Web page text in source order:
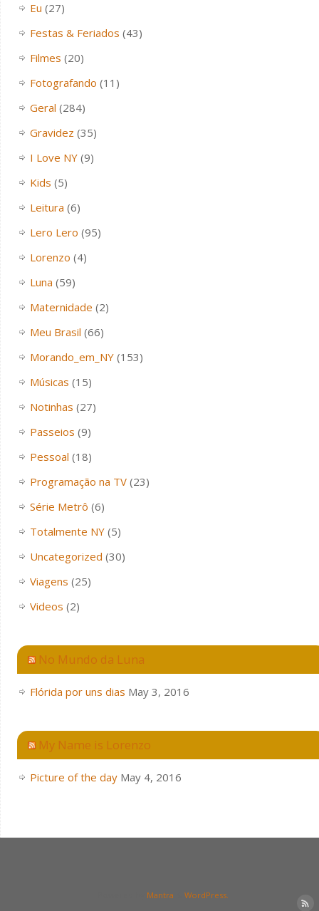
Eu (27)
Festas & Feriados (43)
Filmes (20)
Fotografando (11)
Geral (284)
Gravidez (35)
I Love NY(9)
Kids (5)
Leitura (6)
Lero Lero (95)
Lorenzo (4)
Luna (59)
Maternidade (2)
Meu Brasil (66)
Morando_em_NY(153)
Músicas (15)
Notinhas (27)
Passeios (9)
Pessoal (18)
Programação na TV(23)
Série Metrô (6)
Totalmente NY(5)
Uncategorized (30)
Viagens (25)
Videos (2)
No Mundo da Luna
Flórida por uns dias May 3, 2016
My Name is Lorenzo
Picture of the day May 4, 2016
Mantra WordPress.